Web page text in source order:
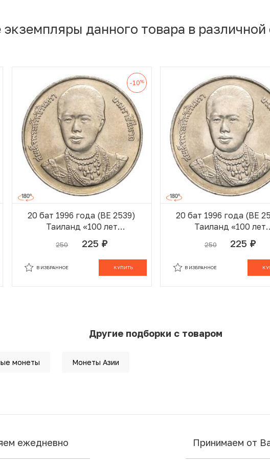
экземпляры данного товара в различной
-10%
20 бат 1996 года (BE 2539)
Таиланд «100 лет
сестринской и акушерской
школе имени Сирирадж»
250 225 руб.
КУПИТЬ
В ИЗБРАННОЕ
20 бат 1996 года (BE
Таиланд «100 лет
сестринской и
школе имени
250 225 руб.
В ИЗБРАННОЕ
Другие подборки с товаром
монеты Монеты Азии
ежедневно Принимаем от